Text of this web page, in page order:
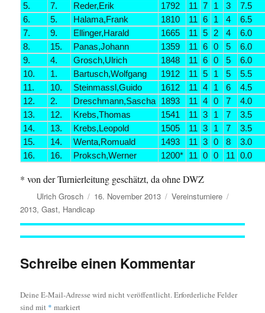
5.
7. Reder,Erik 1792 11 7 1 3
7.5
6.
5. Halama,Frank 1810 11 6 1 4
6.5
7.
9. Ellinger,Harald 1665 11 5 2 4
6.0
8.
15. Panas,Johann 1359 11 6 0 5
6.0
9.
4. Grosch,Ulrich 1848 11 6 0 5
6.0
10.
1. Bartusch,Wolfgang 1912 11 5 1 5
5.5
11.
10. Steinmassl,Guido 1612 11 4 1 6
4.5
12.
2. Dreschmann,Sascha 1893 11 4 0 7
4.0
13.
12. Krebs,Thomas 1541 11 3 1 7
3.5
14.
13. Krebs,Leopold 1505 11 3 1 7
3.5
15.
14. Wenta,Romuald 1493 11 3 0 8
3.0
16.
16. Proksch,Werner 1200* 11 0 0 11 0.0
* von der Turnierleitung geschätzt, da ohne DWZ
Autor
Ulrich Grosch
Veröffentlicht
am
16. November 2013 Kategorien
Vereinsturniere
2013,Gast, Handicap
Schreibe einen Kommentar
Deine E-Mail-Adresse wird nicht veröffentlicht. Erforderliche Felder
sind mit * markiert